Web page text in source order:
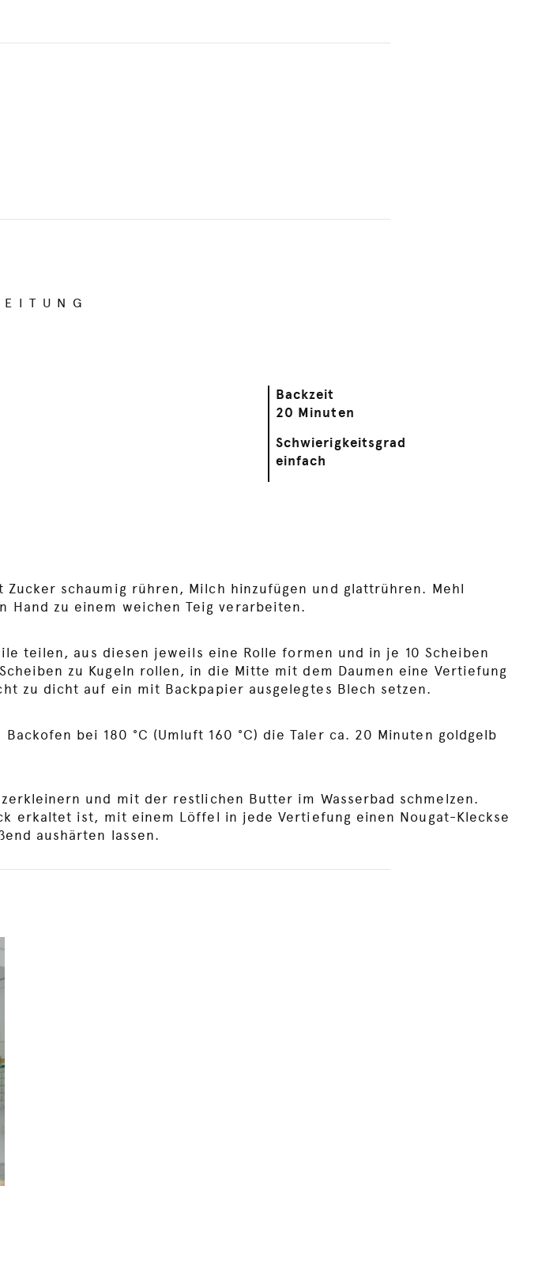
Backzeit
20 Minuten
Schwierigkeitsgrad
einfach
Zucker schaumig rühren, Milch hinzufügen und glattrühren. Mehl
Hand zu einem weichen Teig verarbeiten.
teilen, aus diesen jeweils eine Rolle formen und in je 10 Scheiben
zu Kugeln rollen, in die Mitte mit dem Daumen eine Vertiefung
zu dicht auf ein mit Backpapier ausgelegtes Blech setzen.
bei 180 °C (Umluft 160 °C) die Taler ca. 20 Minuten goldgelb
zerkleinern und mit der restlichen Butter im Wasserbad schmelzen.
erkaltet ist, mit einem Löffel in jede Vertiefung einen Nougat-Kleckse
aushärten lassen.